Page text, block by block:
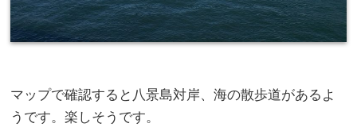
マップで確認すると八景島対岸、海の散歩道があるよ
うです。楽しそうです。